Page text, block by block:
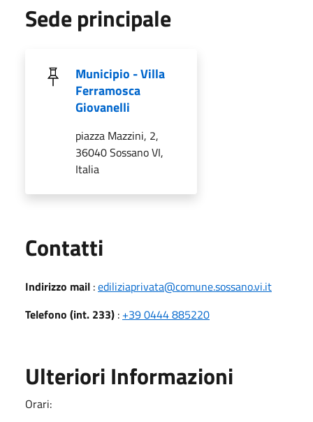
Sede principale
Municipio - Villa
Ferramosca
Giovanelli
piazza Mazzini, 2,
36040 Sossano VI,
Italia
Contatti
Indirizzo mail :ediliziaprivata@comune.sossano.vi.it
Telefono (int. 233) : +39 0444 885220
Ulteriori Informazioni
Orari: